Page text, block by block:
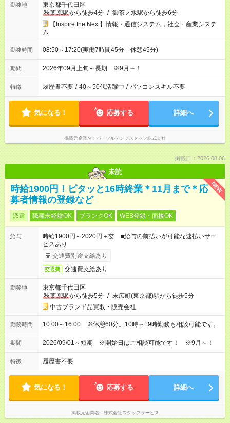
勤務地
東京都千代田区
秋葉原駅から徒歩4分 / 御茶ノ水駅から徒歩6分
【Inspire the Next】情報・通信システム，社会・産業システ
ム
勤務時間 08:50～17:20(実働7時間45分 休憩45分)
期間 2026年09月上旬～長期 ※9月～！
特徴 履歴書不要 / 40～50代活躍中 / パソコンスキル不要
気になる！ 応募する 詳細へ
掲載元企業名 パーソルテンプスタッフ株式会社
掲載日：2026.08.06
未読
NEW
時給1900円！ピタッと16時終業＊11月まで＊応
募者情報の登録など
派遣 職種未経験OK ブランクOK WEB登録・面接OK
給与
時給1900円～2020円＋交 ■給与の前払いが可能な速払いサー
ビスあり
交通費別途支給あり
交通費 交通費支給あり
勤務地
東京都千代田区
秋葉原駅から徒歩5分 / 末広町(東京都)駅から徒歩5分
中古ブランド品買取・販売会社
勤務時間 10:00～16:00 ※休憩60分。10時～19時勤務も相談可能です。
期間 2026/09/01～短期 ※開始日はご相談可能です！ ※9月～！
特徴 履歴書不要
気になる！ 応募する 詳細へ
掲載元企業名 株式会社スタッフサービス